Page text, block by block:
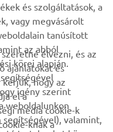
különleges
és szolgáltatások, a
vagy megvásárolt
tanúsított
az abból
körei alapján.
igény szerint
weboldalunkon
valamint,
élvezni, és az
ajánlatokat és
hogy az
el a
média cookie-k
knak a